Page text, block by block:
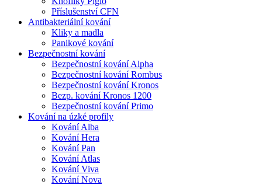
Příslušenství CFN
Antibakteriální kování
Kliky a madla
Panikové kování
Bezpečnostní kování
Bezpečnostní kování Alpha
Bezpečnostní kování Rombus
Bezpečnostní kování Kronos
Bezp. kování Kronos 1200
Bezpečnostní kování Primo
Kování na úzké profily
Kování Alba
Kování Hera
Kování Pan
Kování Atlas
Kování Viva
Kování Nova